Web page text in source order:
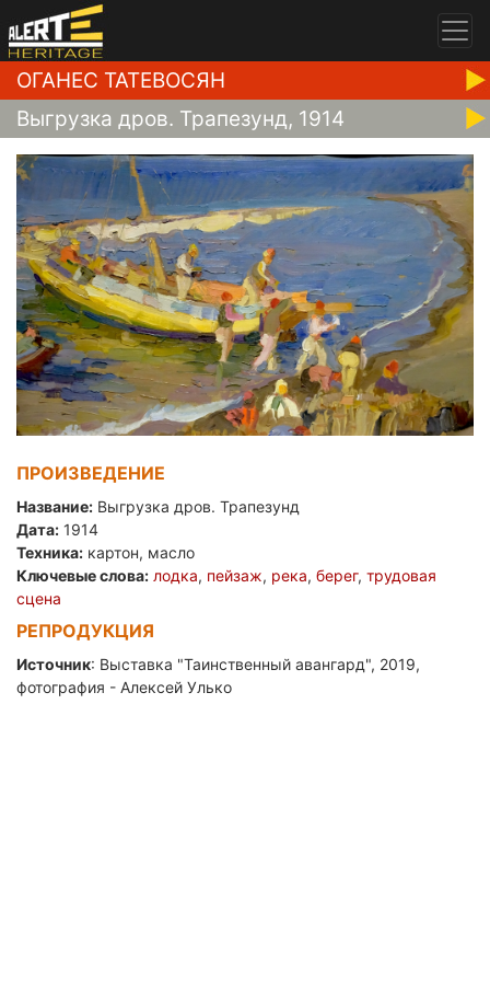
ОГАНЕС ТАТЕВОСЯН
Выгрузка дров. Трапезунд, 1914
ПРОИЗВЕДЕНИЕ
Название: Выгрузка дров. Трапезунд
Дата: 1914
Техника: картон, масло
Ключевые слова: лодка, пейзаж, река, берег, трудовая
сцена
РЕПРОДУКЦИЯ
Источник: Выставка "Таинственный авангард", 2019,
фотография - Алексей Улько